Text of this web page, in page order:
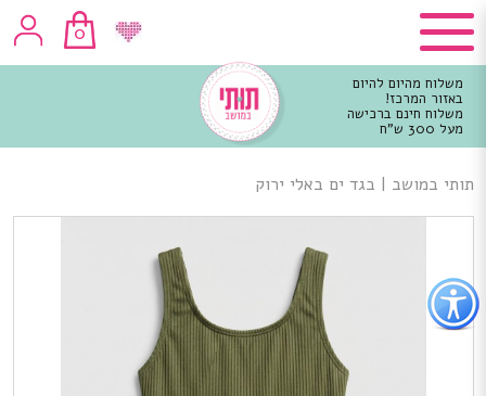
כפתור
לפתיחת
תפריט
נגישות
0
משלוח מהיום להיום
באזור המרכז!
משלוח חינם ברכישה
מעל 300 ש"ח
מרכזי
תותי במושב | בגד ים באלי ירוק